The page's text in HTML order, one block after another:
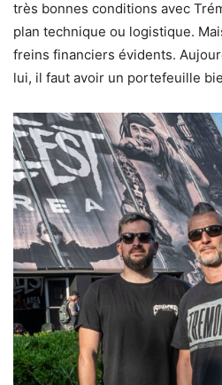
très bonnes conditions avec
plan technique ou logistique.
freins financiers évidents.
lui, il faut avoir un portefeuille